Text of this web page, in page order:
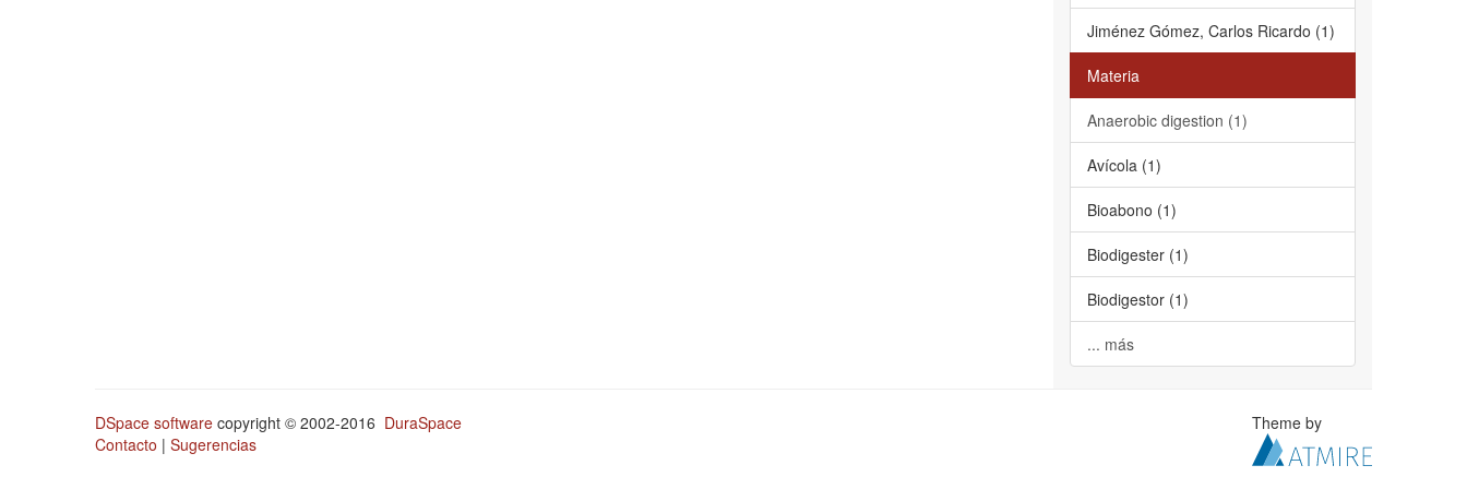
Jiménez Gómez, Carlos Ricardo (1)
Materia
Anaerobic digestion (1)
Avícola (1)
Bioabono (1)
Biodigester (1)
Biodigestor (1)
... más
DSpace software copyright © 2002-2016 DuraSpace
Contacto | Sugerencias
Theme by